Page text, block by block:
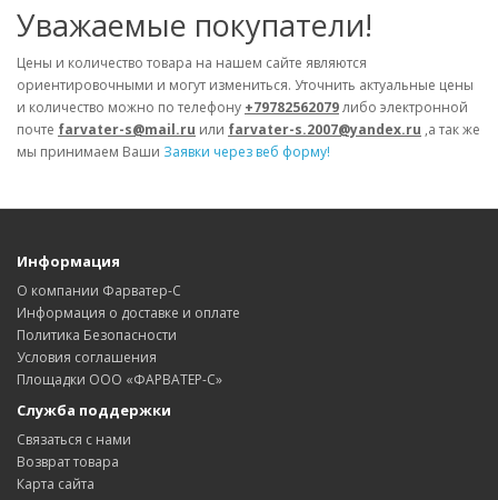
Уважаемые покупатели!
Цены и количество товара на нашем сайте являются
ориентировочными и могут измениться. Уточнить актуальные цены
и количество можно по телефону +79782562079либо электронной
почте farvater-s@mail.ru или farvater-s.2007@yandex.ru ,а так же
мы принимаем Ваши Заявки через веб форму!
Информация
О компании Фарватер-С
Информация о доставке и оплате
Политика Безопасности
Условия соглашения
Площадки ООО «ФАРВАТЕР-С»
Служба поддержки
Связаться с нами
Возврат товара
Карта сайта